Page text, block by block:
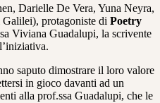
Darielle De Vera, Yuna Neyra,
protagoniste di Poetry
Viviana Guadalupi, la scrivente
saputo dimostrare il loro valore
in gioco davanti ad un
alla prof.ssa Guadalupi, che le